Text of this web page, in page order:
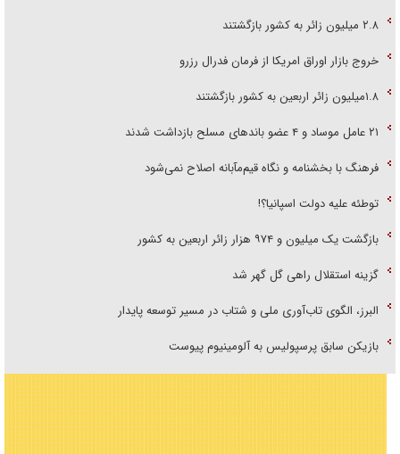
۲.۸ میلیون زائر به کشور بازگشتند
خروج بازار اوراق امریکا از فرمان فدرال رزرو
۱.۸میلیون زائر اربعین به کشور بازگشتند
۲۱ عامل موساد و ۴ عضو باند‌های مسلح بازداشت شدند
فرهنگ با بخشنامه و نگاه قیم‌مآبانه اصلاح نمی‌شود
توطئه علیه دولت اسپانیا؟!
بازگشت یک میلیون و ۹۷۴ هزار زائر اربعین به کشور
گزینه استقلال راهی گل گهر شد
البرز، الگوی تاب‌آوری ملی و شتاب در مسیر توسعه پایدار
بازیکن سابق پرسپولیس به آلومینیوم پیوست